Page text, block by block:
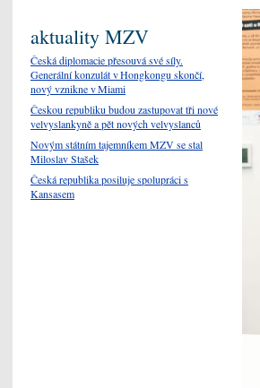
aktuality MZV
Česká diplomacie přesouvá své síly.
Generální konzulát v Hongkongu skončí,
nový vznikne v Miami
Českou republiku budou zastupovat tři nové
velvyslankyně a pět nových velvyslanců
Novým státním tajemníkem MZV se stal
Miloslav Stašek
Česká republika posiluje spolupráci s
Kansasem